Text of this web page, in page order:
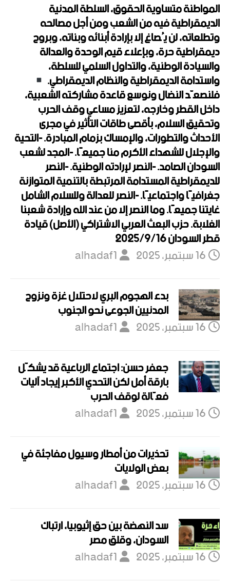
المواطنة متساوية الحقوق، السلطة المدنية
الديمقراطية فيه من الشعب ومن أجل مصالحه
وتطلعاته، لن يُصاغ إلا بإرادة أبنائه وبناته، وبروح
ديمقراطية حرة، وبإعلاء قيم الوحدة والعدالة
والسيادة الوطنية، والتداول السلمي للسلطة،
واستدامة الديمقراطية والنظام الديمقراطي.
فلنصعّد النضال ونوسع قاعدة مشاركته الشعبية،
داخل القطر وخارجه، لتعزيز مساعي وقف الحرب
وتحقيق السلام، بأقصى طاقات التأثير في مجرى
الأحداث والتطورات، والإمساك بزمام المبادرة. -التحية
والإجلال للشهداء الأكرم منا جميعًا. -المجد لشعب
السودان الصامد. -النصر لإرادته الوطنية. -النصر
للديمقراطية المستدامة المرتبطة بالتنمية المتوازنة
جغرافيًا واجتماعيًا. -النصر للعدالة وللسلام الشامل
غايتنا جميعًا. وما النصر إلا من عند الله وإرادة شعبنا
الغلابة. حزب البعث العربي الاشتراكي (الأصل) قيادة
قطر السودان 2025/9/16
16 سبتمبر، 2025
alhadaf1
بدء الهجوم البري لاحتلال غزة ونزوح
المدنيين الجوعى نحو الجنوب
16 سبتمبر، 2025
alhadaf1
جعفر حسن: اجتماع الرباعية قد يشكّل
بارقة أمل لكن التحدي الأكبر إيجاد آليات
فعّالة لوقف الحرب
16 سبتمبر، 2025
alhadaf1
تحذيرات من أمطار وسيول مفاجئة في
بعض الولايات
16 سبتمبر، 2025
alhadaf1
سد النهضة بين حق إثيوبيا، ارتباك
السودان، وقلق مصر
16 سبتمبر، 2025
alhadaf1